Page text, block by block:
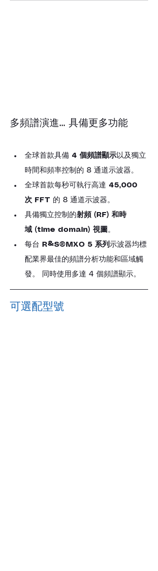
多頻譜演進... 具備更多功能
全球首款具備 4 個頻譜顯示以及獨立
時間和頻率控制的 8 通道示波器。
全球首款每秒可執行高達 45,000
次 FFT 的 8 通道示波器。
具備獨立控制的射頻 (RF) 和時
域 (time domain) 視圖 。
每台 R&S®MXO 5 系列 示波器均標
配業界最佳的頻譜分析功能和區域觸
發。 同時使用多達 4 個頻譜顯示。
可選配型號